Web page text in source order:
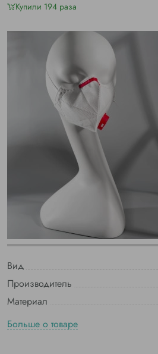
Купили 194 раза
Вид
Производитель
Материал
Больше о товаре